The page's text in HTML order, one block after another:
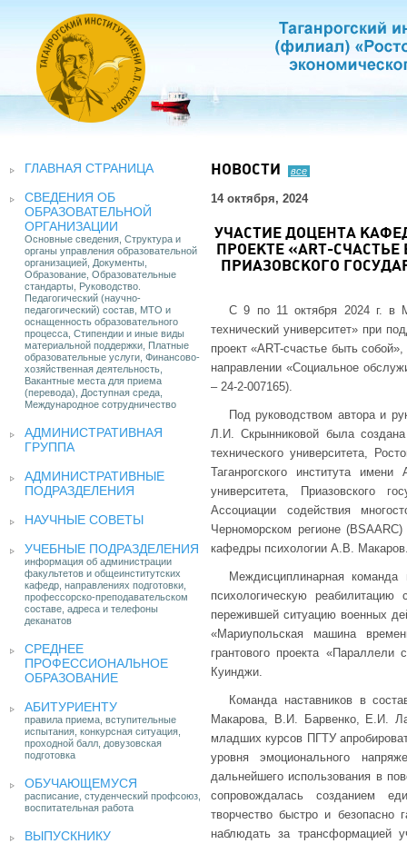
ГЛАВНАЯ СТРАНИЦА
СВЕДЕНИЯ ОБ
ОБРАЗОВАТЕЛЬНОЙ
ОРГАНИЗАЦИИ
Основные сведения, Структура и
органы управления образовательной
организацией, Документы,
Образование, Образовательные
стандарты, Руководство.
Педагогический (научно-
педагогический) состав, МТО и
оснащенность образовательного
процесса, Стипендии и иные виды
материальной поддержки, Платные
образовательные услуги, Финансово-
хозяйственная деятельность,
Вакантные места для приема
(перевода), Доступная среда,
Международное сотрудничество
АДМИНИСТРАТИВНАЯ
ГРУППА
АДМИНИСТРАТИВНЫЕ
ПОДРАЗДЕЛЕНИЯ
НАУЧНЫЕ СОВЕТЫ
УЧЕБНЫЕ ПОДРАЗДЕЛЕНИЯ
информация об администрации
факультетов и общеинститутских
кафедр, направлениях подготовки,
профессорско-преподавательском
составе, адреса и телефоны
деканатов
СРЕДНЕЕ
ПРОФЕССИОНАЛЬНОЕ
ОБРАЗОВАНИЕ
АБИТУРИЕНТУ
правила приема, вступительные
испытания, конкурсная ситуация,
проходной балл, довузовская
подготовка
ОБУЧАЮЩЕМУСЯ
расписание, студенческий профсоюз,
воспитательная работа
ВЫПУСКНИКУ
НОВОСТИ все
14 октября, 2024
УЧАСТИЕ ДОЦЕНТА
ПРОЕКТЕ «ART-
ПРИАЗОВСКОГО
С 9 по 11 октября 2024 г. в
технический университет» при
проект «ART-счастье быть
направлении «Социальное
– 24-2-007165).
Под руководством автора и
Л.И. Скрынниковой была создана
технического университета,
Таганрогского института
университета, Приазовского
Ассоциации содействия
Черноморском регионе
кафедры психологии А.В.
Междисциплинарная
психологическую
пережившей ситуацию военных
«Мариупольская машина
грантового проекта
Куинджи.
Команда наставников в
Макарова, В.И. Барвенко, Е.И.
младших курсов ПГТУ
уровня эмоционального
дальнейшего использования в
сопровождалась созданием
творчество быстро и безопасно
наблюдать за трансформацией